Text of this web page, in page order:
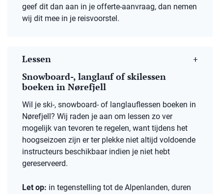
geef dit dan aan in je offerte-aanvraag, dan nemen
wij dit mee in je reisvoorstel.
Lessen
Snowboard-, langlauf of skilessen
boeken in Nørefjell
Wil je ski-, snowboard- of langlauflessen boeken in
Nørefjell? Wij raden je aan om lessen zo ver
mogelijk van tevoren te regelen, want tijdens het
hoogseizoen zijn er ter plekke niet altijd voldoende
instructeurs beschikbaar indien je niet hebt
gereserveerd.
Let op: in tegenstelling tot de Alpenlanden, duren